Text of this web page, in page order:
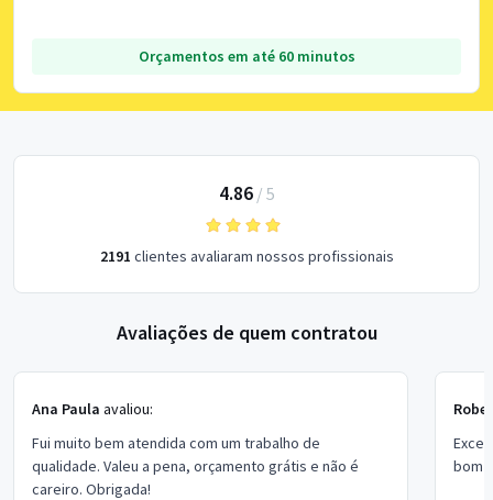
Orçamentos em até 60 minutos
4.86/ 5
2191 clientes avaliaram nossos profissionais
Avaliações de quem contratou
Ana Paula avaliou:
Fui muito bem atendida com um trabalho de
qualidade. Valeu a pena, orçamento grátis e não é
careiro. Obrigada!
bom